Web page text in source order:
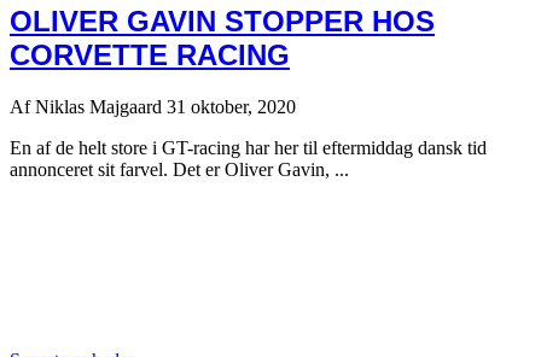
OLIVER GAVIN STOPPER HOS
CORVETTE RACING
AfNiklas Majgaard 31 oktober, 2020
En af de helt store i GT-racing har her til eftermiddag dansk tid
annonceret sit farvel. Det er Oliver Gavin, ...